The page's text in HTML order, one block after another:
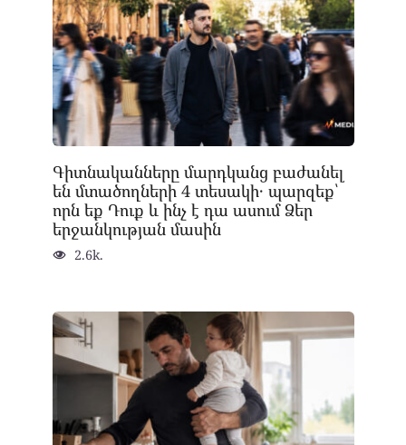
Գիտնականները մարդկանց բաժանել
են մտածողների 4 տեսակի․ պարզեք՝
որն եք Դուք և ինչ է դա ասում Ձեր
երջանկության մասին
2.6k.